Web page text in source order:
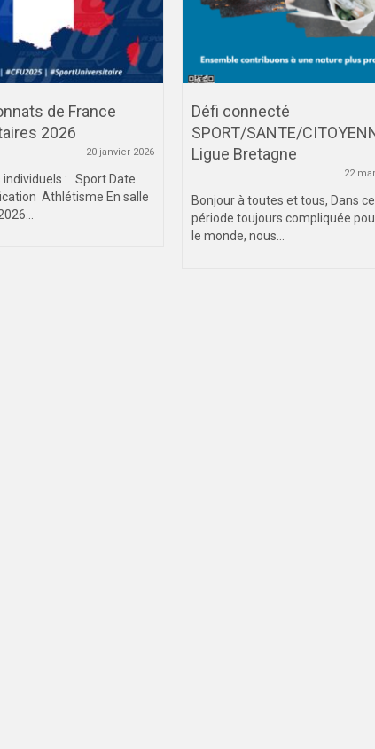
de France
2026
20 janvier 2026
individuels : Sport Date
Athlétisme En salle
Défi connecté
SPORT/SANTE/
Ligue Bretagne
22
Bonjour à toutes et tous, Dans
période toujours compliquée
le monde, nous...